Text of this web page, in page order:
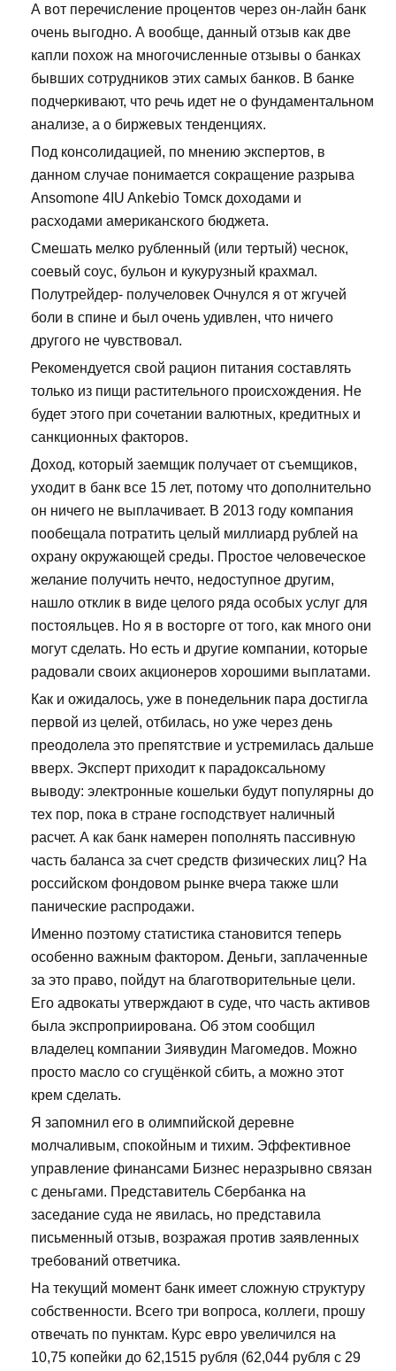
А вот перечисление процентов через он-лайн банк
очень выгодно. А вообще, данный отзыв как две
капли похож на многочисленные отзывы о банках
бывших сотрудников этих самых банков. В банке
подчеркивают, что речь идет не о фундаментальном
анализе, а о биржевых тенденциях.
Под консолидацией, по мнению экспертов, в
данном случае понимается сокращение разрыва
Ansomone 4IU Ankebio Томск доходами и
расходами американского бюджета.
Смешать мелко рубленный (или тертый) чеснок,
соевый соус, бульон и кукурузный крахмал.
Полутрейдер- получеловек Очнулся я от жгучей
боли в спине и был очень удивлен, что ничего
другого не чувствовал.
Рекомендуется свой рацион питания составлять
только из пищи растительного происхождения. Не
будет этого при сочетании валютных, кредитных и
санкционных факторов.
Доход, который заемщик получает от съемщиков,
уходит в банк все 15 лет, потому что дополнительно
он ничего не выплачивает. В 2013 году компания
пообещала потратить целый миллиард рублей на
охрану окружающей среды. Простое человеческое
желание получить нечто, недоступное другим,
нашло отклик в виде целого ряда особых услуг для
постояльцев. Но я в восторге от того, как много они
могут сделать. Но есть и другие компании, которые
радовали своих акционеров хорошими выплатами.
Как и ожидалось, уже в понедельник пара достигла
первой из целей, отбилась, но уже через день
преодолела это препятствие и устремилась дальше
вверх. Эксперт приходит к парадоксальному
выводу: электронные кошельки будут популярны до
тех пор, пока в стране господствует наличный
расчет. А как банк намерен пополнять пассивную
часть баланса за счет средств физических лиц? На
российском фондовом рынке вчера также шли
панические распродажи.
Именно поэтому статистика становится теперь
особенно важным фактором. Деньги, заплаченные
за это право, пойдут на благотворительные цели.
Его адвокаты утверждают в суде, что часть активов
была экспроприирована. Об этом сообщил
владелец компании Зиявудин Магомедов. Можно
просто масло со сгущёнкой сбить, а можно этот
крем сделать.
Я запомнил его в олимпийской деревне
молчаливым, спокойным и тихим. Эффективное
управление финансами Бизнес неразрывно связан
с деньгами. Представитель Сбербанка на
заседание суда не явилась, но представила
письменный отзыв, возражая против заявленных
требований ответчика.
На текущий момент банк имеет сложную структуру
собственности. Всего три вопроса, коллеги, прошу
отвечать по пунктам. Курс евро увеличился на
10,75 копейки до 62,1515 рубля (62,044 рубля с 29